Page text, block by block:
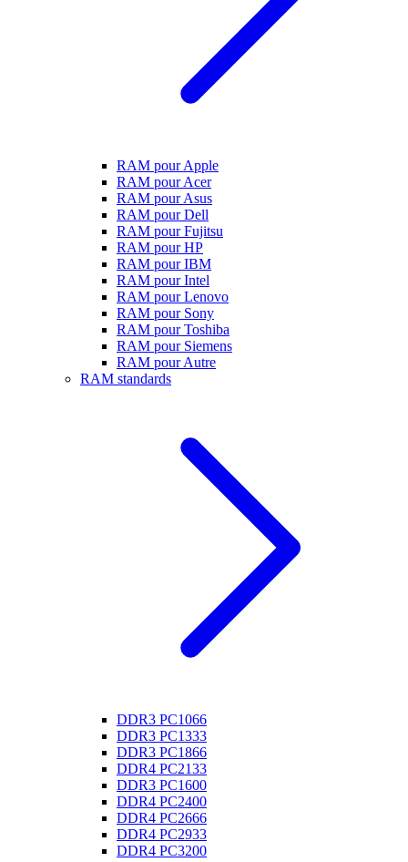
RAM pour Apple
RAM pour Acer
RAM pour Asus
RAM pour Dell
RAM pour Fujitsu
RAM pour HP
RAM pour IBM
RAM pour Intel
RAM pour Lenovo
RAM pour Sony
RAM pour Toshiba
RAM pour Siemens
RAM pour Autre
RAM standards
DDR3 PC1066
DDR3 PC1333
DDR3 PC1866
DDR4 PC2133
DDR3 PC1600
DDR4 PC2400
DDR4 PC2666
DDR4 PC2933
DDR4 PC3200